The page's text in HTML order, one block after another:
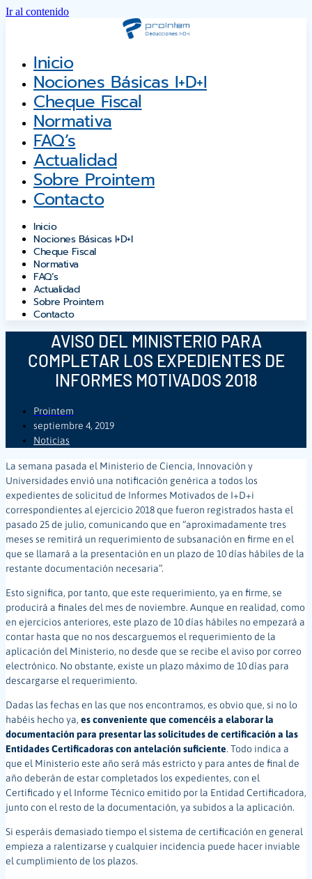
Ir al contenido
Inicio
Nociones Básicas I+D+i
Cheque Fiscal
Normativa
FAQ’s
Actualidad
Sobre Prointem
Contacto
Inicio
Nociones Básicas I+D+i
Cheque Fiscal
Normativa
FAQ’s
Actualidad
Sobre Prointem
Contacto
AVISO DEL MINISTERIO PARA
COMPLETAR LOS EXPEDIENTES DE
INFORMES MOTIVADOS 2018
Prointem
septiembre 4, 2019
Noticias
La semana pasada el Ministerio de Ciencia, Innovación y
Universidades envió una notificación genérica a todos los
expedientes de solicitud de Informes Motivados de I+D+i
correspondientes al ejercicio 2018 que fueron registrados hasta el
pasado 25 de julio, comunicando que en “aproximadamente tres
meses se remitirá un requerimiento de subsanación en firme en el
que se llamará a la presentación en un plazo de 10 días hábiles de la
restante documentación necesaria”.
Esto significa, por tanto, que este requerimiento, ya en firme, se
producirá a finales del mes de noviembre. Aunque en realidad, como
en ejercicios anteriores, este plazo de 10 días hábiles no empezará a
contar hasta que no nos descarguemos el requerimiento de la
aplicación del Ministerio, no desde que se recibe el aviso por correo
electrónico. No obstante, existe un plazo máximo de 10 días para
descargarse el requerimiento.
Dadas las fechas en las que nos encontramos, es obvio que, si no lo
habéis hecho ya, es conveniente que comencéis a elaborar la
documentación para presentar las solicitudes de certificación a las
Entidades Certificadoras con antelación suficiente. Todo indica a
que el Ministerio este año será más estricto y para antes de final de
año deberán de estar completados los expedientes, con el
Certificado y el Informe Técnico emitido por la Entidad Certificadora,
junto con el resto de la documentación, ya subidos a la aplicación.
Si esperáis demasiado tiempo el sistema de certificación en general
empieza a ralentizarse y cualquier incidencia puede hacer inviable
el cumplimiento de los plazos.